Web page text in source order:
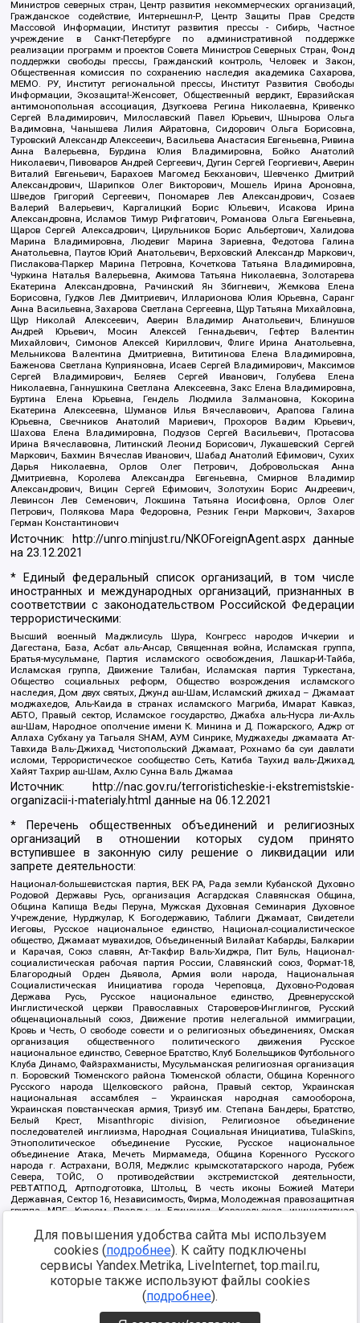
Министров северных стран, Центр развития некоммерческих организаций,
Гражданское содействие, Интернешнл-Р, Центр Защиты Прав Средств
Массовой Информации, Институт развития прессы - Сибирь, Частное
учреждение в Санкт-Петербурге по административной поддержке
реализации программ и проектов Совета Министров Северных Стран, Фонд
поддержки свободы прессы, Гражданский контроль, Человек и Закон,
Общественная комиссия по сохранению наследия академика Сахарова,
МЕМО. РУ, Институт региональной прессы, Институт Развития Свободы
Информации, Экозащита!-Женсовет, Общественный вердикт, Евразийская
антимонопольная ассоциация, Дзугкоева Регина Николаевна, Кривенко
Сергей Владимирович, Милославский Павел Юрьевич, Шнырова Ольга
Вадимовна, Чанышева Лилия Айратовна, Сидорович Ольга Борисовна,
Туровский Александр Алексеевич, Васильева Анастасия Евгеньевна, Ривина
Анна Валерьевна, Бурдина Юлия Владимировна, Бойко Анатолий
Николаевич, Пивоваров Андрей Сергеевич, Дугин Сергей Георгиевич, Аверин
Виталий Евгеньевич, Барахоев Магомед Бекханович, Шевченко Дмитрий
Александрович, Шарипков Олег Викторович, Мошель Ирина Ароновна,
Шведов Григорий Сергеевич, Пономарев Лев Александрович, Созаев
Валерий Валерьевич, Каргалицкий Борис Юльевич, Исакова Ирина
Александровна, Исламов Тимур Рифгатович, Романова Ольга Евгеньевна,
Щаров Сергей Алексадрович, Цирульников Борис Альбертович, Халидова
Марина Владимировна, Людевиг Марина Зариевна, Федотова Галина
Анатольевна, Паутов Юрий Анатольевич, Верховский Александр Маркович,
Пислакова-Паркер Марина Петровна, Кочеткова Татьяна Владимировна,
Чуркина Наталья Валерьевна, Акимова Татьяна Николаевна, Золотарева
Екатерина Александровна, Рачинский Ян Збигневич, Жемкова Елена
Борисовна, Гудков Лев Дмитриевич, Илларионова Юлия Юрьевна, Саранг
Анна Васильевна, Захарова Светлана Сергеевна, Щур Татьяна Михайловна,
Щур Николай Алексеевич, Аверин Владимир Анатольевич, Блинушов
Андрей Юрьевич, Мосин Алексей Геннадьевич, Гефтер Валентин
Михайлович, Симонов Алексей Кириллович, Флиге Ирина Анатольевна,
Мельникова Валентина Дмитриевна, Вититинова Елена Владимировна,
Баженова Светлана Куприяновна, Исаев Сергей Владимирович, Максимов
Сергей Владимирович, Беляев Сергей Иванович, Голубева Елена
Николаевна, Ганнушкина Светлана Алексеевна, Закс Елена Владимировна,
Буртина Елена Юрьевна, Гендель Людмила Залмановна, Кокорина
Екатерина Алексеевна, Шуманов Илья Вячеславович, Арапова Галина
Юрьевна, Свечников Анатолий Мариевич, Прохоров Вадим Юрьевич,
Шахова Елена Владимировна, Подузов Сергей Васильевич, Протасова
Ирина Вячеславовна, Литинский Леонид Борисович, Лукашевский Сергей
Маркович, Бахмин Вячеслав Иванович, Шабад Анатолий Ефимович, Сухих
Дарья Николаевна, Орлов Олег Петрович, Добровольская Анна
Дмитриевна, Королева Александра Евгеньевна, Смирнов Владимир
Александрович, Вицин Сергей Ефимович, Золотухин Борис Андреевич,
Левинсон Лев Семенович, Локшина Татьяна Иосифовна, Орлов Олег
Петрович, Полякова Мара Федоровна, Резник Генри Маркович, Захаров
Герман Константинович
Источник: http://unro.minjust.ru/NKOForeignAgent.aspxданные
на23.12.2021
* Единый федеральный список организаций, в том числе
иностранных и международных организаций, признанных в
соответствии с законодательством Российской Федерации
террористическими:
Высший военный Маджлисуль Шура, Конгресс народов Ичкерии и
Дагестана, База, Асбат аль-Ансар, Священная война, Исламская группа,
Братья-мусульмане, Партия исламского освобождения, Лашкар-И-Тайба,
Исламская группа, Движение Талибан, Исламская партия Туркестана,
Общество социальных реформ, Общество возрождения исламского
наследия, Дом двух святых, Джунд аш-Шам, Исламский джихад – Джамаат
моджахедов, Аль-Каида в странах исламского Магриба, Имарат Кавказ,
АБТО, Правый сектор, Исламское государство, Джабха аль-Нусра ли-Ахль
аш-Шам, Народное ополчение имени К. Минина и Д. Пожарского, Аджр от
Аллаха Субхану уа Тагьаля SHAM, АУМ Синрике, Муджахеды джамаата Ат-
Тавхида Валь-Джихад, Чистопольский Джамаат, Рохнамо ба суи давлати
исломи, Террористическое сообщество Сеть, Катиба Таухид валь-Джихад,
Хайят Тахрир аш-Шам, Ахлю Сунна Валь Джамаа
Источник:
http://nac.gov.ru/terroristicheskie-i-ekstremistskie-
organizacii-i-materialy.html данные на06.12.2021
* Перечень общественных объединений и религиозных
организаций в отношении которых судом принято
вступившее в законную силу решение о ликвидации или
запрете деятельности:
Национал-большевистская партия, ВЕК РА, Рада земли Кубанской Духовно
Родовой Державы Русь, организация Асгардская Славянская Община,
Община Капища Веды Перуна, Мужская Духовная Семинария Духовное
Учреждение, Нурджулар, К Богодержавию, Таблиги Джамаат, Свидетели
Иеговы, Русское национальное единство, Национал-социалистическое
общество, Джамаат мувахидов, Объединенный Вилайат Кабарды, Балкарии
и Карачая, Союз славян, Ат-Такфир Валь-Хиджра, Пит Буль, Национал-
социалистическая рабочая партия России, Славянский союз, Формат-18,
Благородный Орден Дьявола, Армия воли народа, Национальная
Социалистическая Инициатива города Череповца, Духовно-Родовая
Держава Русь, Русское национальное единство, Древнерусской
Инглистической церкви Православных Староверов-Инглингов, Русский
общенациональный союз, Движение против нелегальной иммиграции,
Кровь и Честь, О свободе совести и о религиозных объединениях, Омская
организация общественного политического движения Русское
национальное единство, Северное Братство, Клуб Болельщиков Футбольного
Клуба Динамо, Файзрахманисты, Мусульманская религиозная организация
п. Боровский Тюменского района Тюменской области, Община Коренного
Русского народа Щелковского района, Правый сектор, Украинская
национальная ассамблея – Украинская народная самооборона,
Украинская повстанческая армия, Тризуб им. Степана Бандеры, Братство,
Белый Крест, Misanthropic division, Религиозное объединение
последователей инглиизма, Народная Социальная Инициатива, TulaSkins,
Этнополитическое объединение Русские, Русское национальное
объединение Атака, Мечеть Мирмамеда, Община Коренного Русского
народа г. Астрахани, ВОЛЯ, Меджлис крымскотатарского народа, Рубеж
Севера, ТОЙС, О противодействии экстремистской деятельности,
РЕВТАТПОД, Артподготовка, Штольц, В честь иконы Божией Матери
Державная, Сектор 16, Независимость, Фирма, Молодежная правозащитная
группа МПГ, Курсом Правды и Единения, Каракольская инициативная
Благотворительный пансионат Ак Умут, Русская республика Русь,
Арестантское уголовное единство, Башкорт, Нация и свобода, W.H.С., Фалунь
Дафа, Иртыш Ultras, Русский Патриотический клуб-Новокузнецк/РПК,
Сибирский державный союз, Фонд борьбы с коррупцией, Фонд защиты прав
граждан, Штабы Навального, Совет граждан СССР Прикубанского округа г.
https://minjust.gov.ru/ru/documents/7822/
Для повышения удобства сайта мы используем
cookies (подробнее). К сайту подключены
сервисы Yandex.Metrika, LiveInternet, top.mail.ru,
которые также используют файлы cookies
(подробнее).